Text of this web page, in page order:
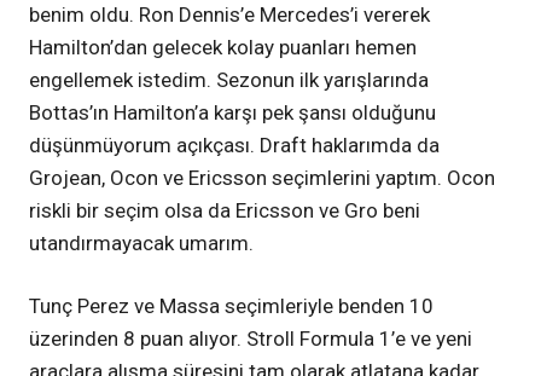
benim oldu. Ron Dennis’e Mercedes’i vererek
Hamilton’dan gelecek kolay puanları hemen
engellemek istedim. Sezonun ilk yarışlarında
Bottas’ın Hamilton’a karşı pek şansı olduğunu
düşünmüyorum açıkçası. Draft haklarımda da
Grojean, Ocon ve Ericsson seçimlerini yaptım. Ocon
riskli bir seçim olsa da Ericsson ve Gro beni
utandırmayacak umarım.
Tunç Perez ve Massa seçimleriyle benden 10
üzerinden 8 puan alıyor. Stroll Formula 1’e ve yeni